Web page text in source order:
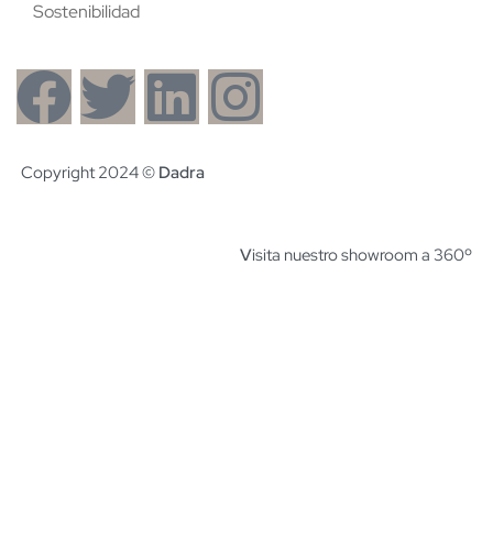
Sostenibilidad
Copyright 2024 © Dadra
Visita nuestro showroom a 360º